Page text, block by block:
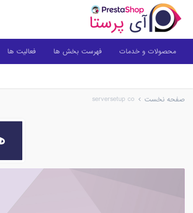
محصولات و خدمات فهرست بخش ها فعالیت ها
صفحه نخست serversetup co